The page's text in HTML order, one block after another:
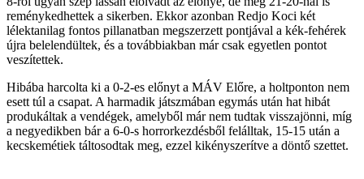
reménykedhettek a sikerben. Ekkor azonban Redjo Koci két
lélektanilag fontos pillanatban megszerzett pontjával a kék-fehérek
újra belelendültek, és a továbbiakban már csak egyetlen pontot
veszítettek.
Hibába harcolta ki a 0-2-es előnyt a MÁV Előre, a holtponton nem
esett túl a csapat. A harmadik játszmában egymás után hat hibát
produkáltak a vendégek, amelyből már nem tudtak visszajönni, míg
a negyedikben bár a 6-0-s horrorkezdésből felálltak, 15-15 után a
kecskemétiek táltosodtak meg, ezzel kikényszerítve a döntő szettet.